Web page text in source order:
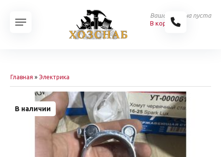
Ваша корзина пуста
В корзину
Главная » Электрика
В наличии